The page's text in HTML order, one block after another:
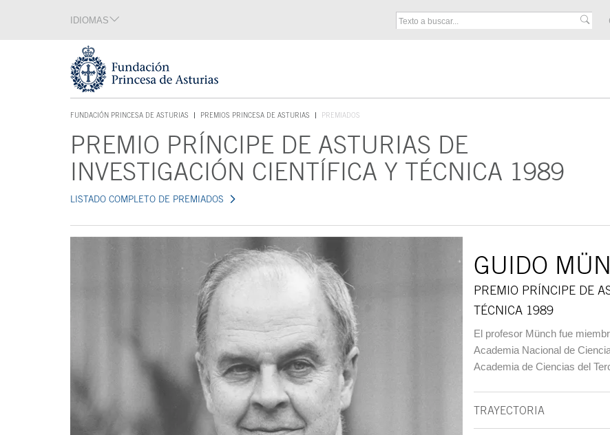
Tecla de acceso 1
IDIOMAS
FUNDACIÓN PRINCESA DE ASTURIAS
TECLA DE ACCESO 1
PREMIOS PRINCESA DE ASTURIAS PREMIADOS
Contenido principalPREMIO PRÍNCIPE DE ASTURIAS DE
INVESTIGACIÓN CIENTÍFICA Y TÉCNICA 1989
LISTADO COMPLETO DE PREMIADOS
GUIDO
PREMIO PRÍNCIPE DE
TÉCNICA 1989
El profesor Münch fue
Academia Nacional de
Academia de Ciencias del
TRAYECTORIA